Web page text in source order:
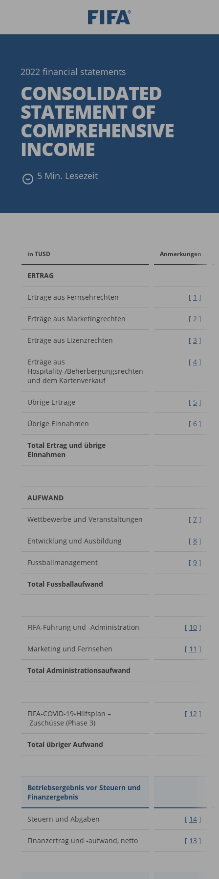
2022 financial statements
CONSOLIDATED
STATEMENT OF
COMPREHENSIVE
INCOME
5 Min. Lesezeit
in TUSD Anmerkungen
ERTRAG
Erträge aus Fernsehrechten [ 1 ]
Erträge aus Marketingrechten [2 ]
Erträge aus Lizenzrechten [3 ]
Erträge aus
Hospitality-/Beherbergungsrechten
und dem Kartenverkauf
[4 ]
Übrige Erträge [ 5 ]
Übrige Einnahmen [ 6 ]
Total Ertrag und übrige
Einnahmen
AUFWAND
Wettbewerbe und Veranstaltungen [7 ]
Entwicklung und Ausbildung [8 ]
Fussballmanagement [9 ]
Total Fussballaufwand
FIFA-Führung und -Administration [ 10 ]
Marketing und Fernsehen [ 11 ]
Total Administrationsaufwand
FIFA-COVID-19-Hilfsplan –
Zuschüsse (Phase 3)
[ 12 ]
Total übriger Aufwand
Betriebsergebnis vor Steuern und
Finanzergebnis
Steuern und Abgaben [ 14 ]
Finanzertrag und -aufwand, netto [ 13 ]